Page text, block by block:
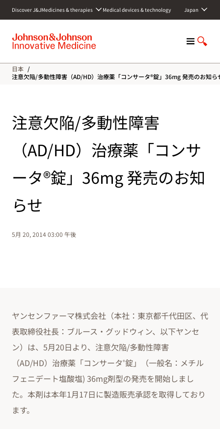
c
Discover J&JMedicines & therapies Medical devices & technology Japan
M
n
u
S
o
w
日本 /
注意欠陥/多動性障害（AD/HD）治療薬「コンサータ®錠」36mg 発売のお知ら
注意欠陥/多動性障害
（AD/HD）治療薬「コンサ
ータ®錠」36mg 発売のお知
らせ
5月 20, 2014 03:00 午後
ヤンセンファーマ株式会社（本社：東京都千代田区、代
表取締役社長：ブルース・グッドウィン、以下ヤンセ
ン）は、5月20日より、注意欠陥/多動性障害
（AD/HD）治療薬「コンサータ®錠」（一般名：メチル
フェニデート塩酸塩) 36mg剤型の発売を開始しまし
た。本剤は本年1月17日に製造販売承認を取得しており
ます。